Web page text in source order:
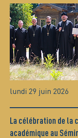
lundi 29 juin 2026
La célébration de la
académique au